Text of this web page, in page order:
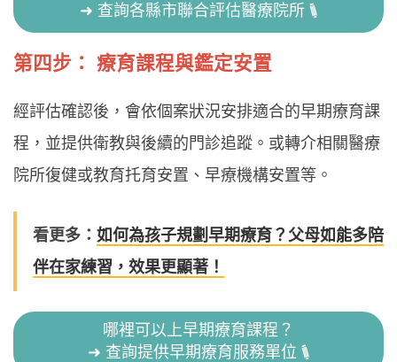
➜ 查詢各縣市聯合評估醫療院所
第四步： 療育課程與鑑定安置
經評估確認後，會依個案狀況安排適合的早期療育課
程，並提供衛教與後續的門診追蹤。或轉介相關醫療
院所復健或教育托育安置、早療機構安置等。
看更多： 如何為孩子規劃早期療育？父母如能多陪
伴在家練習，效果更顯著！
哪裡可以上早期療育課程？
➜ 查詢提供早期療育服務單位